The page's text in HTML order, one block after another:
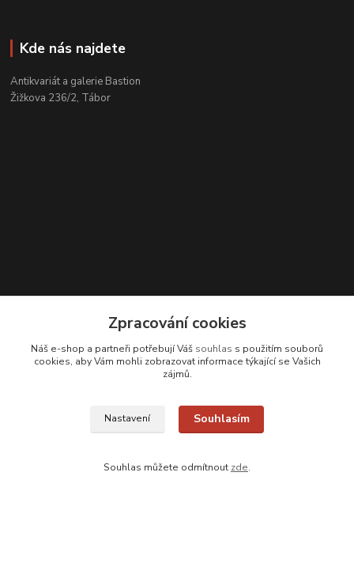
Kde nás najdete
Antikvariát a galerie Bastion
Žižkova 236/2, Tábor
Zákaznická podpora
+420 608 331 344
info@antikvariatcz.com
Zpracování cookies
Náš e-shop a partneři potřebují Váš souhlas s použitím souborů
cookies, aby Vám mohli zobrazovat informace týkající se Vašich
zájmů.
Nastavení Souhlasím
Souhlas můžete odmítnout zde.